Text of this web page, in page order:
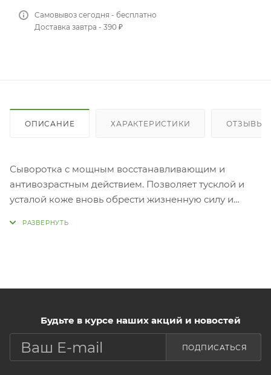
Самовывоз сегодня - бесплатно
Доставка завтра - 390 ₽
ОПИСАНИЕ ХАРАКТЕРИСТИКИ ОТЗЫВЫ
Сыворотка с мощным восстанавливающим и
антивозрастным действием. Позволяет тусклой и
усталой коже вновь обрести жизненную силу и
время являются одним из самых перспективных
кожи. Способность бифида стимулировать синтез
коллагена приводит к укреплению кожи,
повышению эластичности и разглаживанию
Будьте в курсе наших акций и новостей
ПОДПИСАТЬСЯ